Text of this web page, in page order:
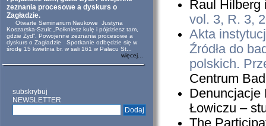
zeznania procesowe a dyskurs o
Zagładzie.
Otwarte Seminarium Naukowe Justyna
Koszarska-Szulc „Połkniesz kulę i pójdziesz tam,
gdzie Żyd”. Powojenne zeznania procesowe a
dyskurs o Zagładzie Spotkanie odbędzie się w
środę 15 kwietnia br. w sali 161 w Pałacu St...
więcej...
subskrybuj
NEWSLETTER
Raul
vol. 3, R. 3,
Akta
Źródła do
polskich.
Centrum
Denuncjacje
Łowiczu –
The